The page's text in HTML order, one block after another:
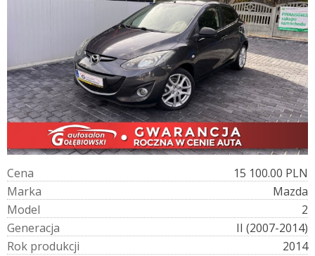
Cena
15 100.00 PLN
Marka
Mazda
Model
2
Generacja
II (2007-2014)
Rok produkcji
2014